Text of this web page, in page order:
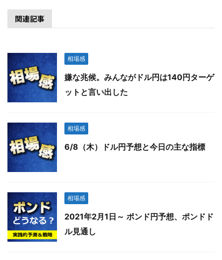
関連記事
相場感
嫌な兆候。みんながドル円は140円ターゲ
ットと言い出した
相場感
6/8（木）ドル円予想と今日の主な指標
相場感
2021年2月1日～ ポンド円予想、ポンドド
ル見通し